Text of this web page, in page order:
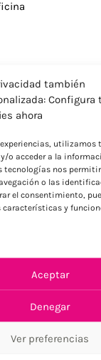
también
Configura
ahora
experiencias, utilizamos
o acceder a la
tecnologías nos
o las
el consentimiento,
y
Aceptar
Denegar
Ver preferencias
ECONÓMICOS
resto